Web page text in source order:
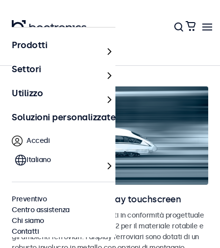
Ferrovia
Monitor ferroviari e display touchscreen
Monitor e touchscreen sviluppati in conformità progettuale
alle norme EN 50155 e EN 45545-2 per il materiale rotabile e
gli ambienti ferroviari. I display ferroviari sono dotati di un
Prodotti
Settori
Utilizzo
Soluzioni personalizzate
Accedi
Italiano
Preventivo
Centro assistenza
Chi siamo
Contatti